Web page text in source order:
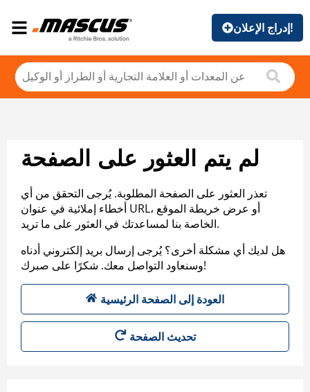
إدراج الإعلان!
لم يتم العثور على الصفحة
تعذر العثور على الصفحة المطلوبة. يُرجى التحقق من أي
أخطاء إملائية في عنوان URL، أو عرض خريطة الموقع
الخاصة بنا لمساعدتك في العثور على ما تريد.
هل لديك أي مشكلة أخرى؟ يُرجى إرسال بريد إلكتروني أدناه
وسنعاود التواصل معك. شكرًا على صبرك!
العودة إلى الصفحة الرئيسية
تحديث الصفحة